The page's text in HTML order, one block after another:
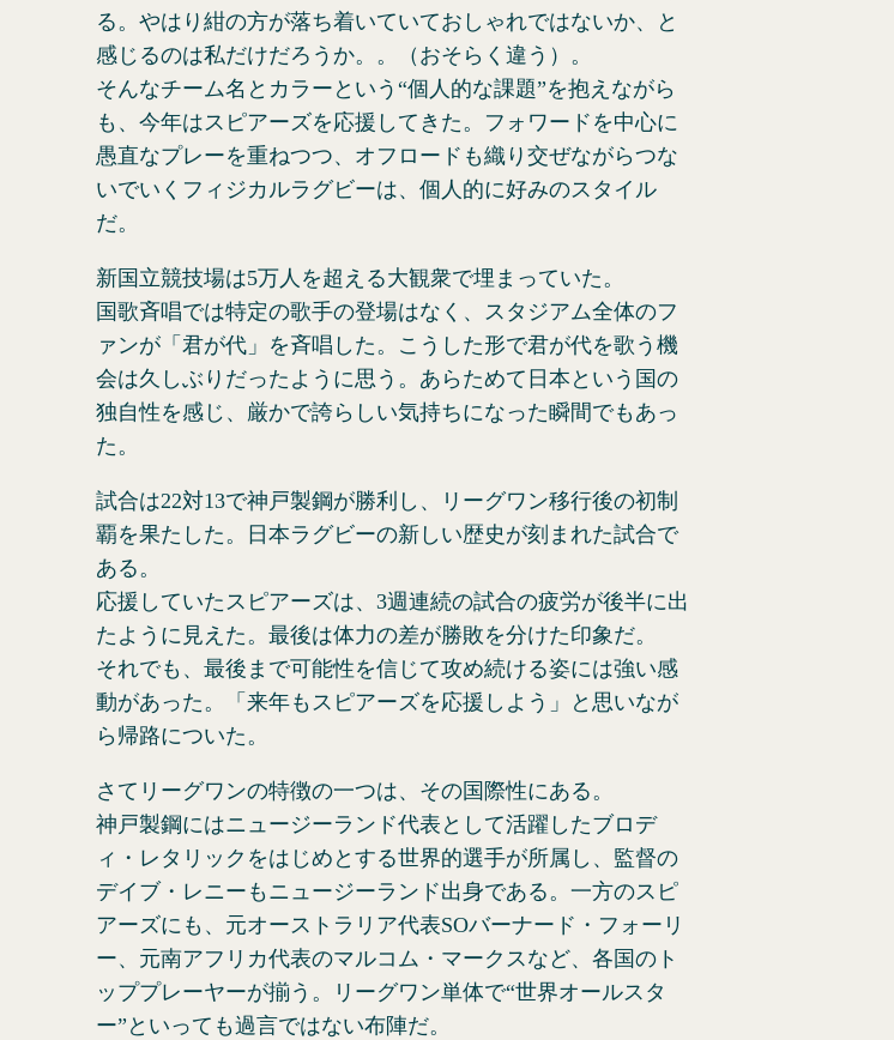
る。やはり紺の方が落ち着いていておしゃれではないか、と
感じるのは私だけだろうか。。（おそらく違う）。
そんなチーム名とカラーという“個人的な課題”を抱えながら
も、今年はスピアーズを応援してきた。フォワードを中心に
愚直なプレーを重ねつつ、オフロードも織り交ぜながらつな
いでいくフィジカルラグビーは、個人的に好みのスタイル
だ。
新国立競技場は5万人を超える大観衆で埋まっていた。
国歌斉唱では特定の歌手の登場はなく、スタジアム全体のフ
ァンが「君が代」を斉唱した。こうした形で君が代を歌う機
会は久しぶりだったように思う。あらためて日本という国の
独自性を感じ、厳かで誇らしい気持ちになった瞬間でもあっ
た。
試合は22対13で神戸製鋼が勝利し、リーグワン移行後の初制
覇を果たした。日本ラグビーの新しい歴史が刻まれた試合で
ある。
応援していたスピアーズは、3週連続の試合の疲労が後半に出
たように見えた。最後は体力の差が勝敗を分けた印象だ。
それでも、最後まで可能性を信じて攻め続ける姿には強い感
動があった。「来年もスピアーズを応援しよう」と思いなが
ら帰路についた。
さてリーグワンの特徴の一つは、その国際性にある。
神戸製鋼にはニュージーランド代表として活躍したブロデ
ィ・レタリックをはじめとする世界的選手が所属し、監督の
デイブ・レニーもニュージーランド出身である。一方のスピ
アーズにも、元オーストラリア代表SOバーナード・フォーリ
ー、元南アフリカ代表のマルコム・マークスなど、各国のト
ッププレーヤーが揃う。リーグワン単体で“世界オールスタ
ー”といっても過言ではない布陣だ。